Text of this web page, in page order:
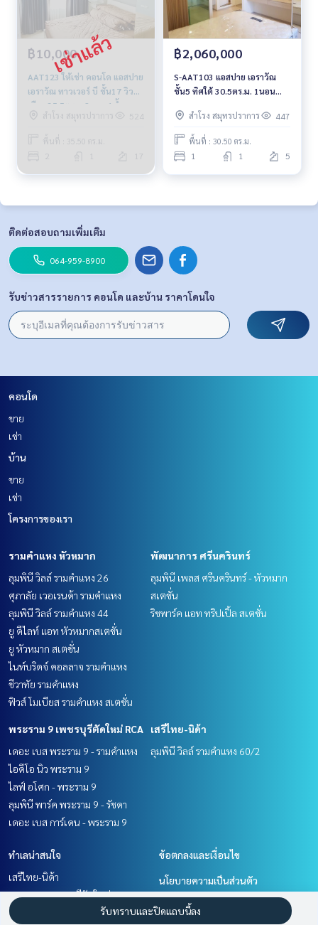
฿10,000
AAT123 ให้เช่า คอนโด แอสปาย
เอราวัณ ทาวเวอร์ บี ชั้น17 วิว
เมือง 35.5ตรม. 2นอน 1น้ำ
10,000บ. 064-878-5283
สำโรง สมุทรปราการ 524
พื้นที่ : 35.50 ตร.ม.
17
฿2,060,000
S-AAT103 แอสปาย เอราวัณ
ชั้น5 ทิศใต้ 30.5ตร.ม. 1นอน
064-959-8900
สำโรง สมุทรปราการ 447
พื้นที่ : 30.50 ตร.ม.
1 1 5
ติดต่อสอบถามเพิ่มเติม
064-959-8900
รับข่าวสารรายการ คอนโด และบ้าน ราคาโดนใจ
คอนโด
ขาย
เช่า
บ้าน
ขาย
เช่า
โครงการของเรา
รามคำแหง หัวหมาก
ลุมพินี วิลล์ รามคำแหง 26
ศุภาลัย เวอเรนด้า รามคำแหง
ลุมพินี วิลล์ รามคำแหง 44
ยู ดีไลท์ แอท หัวหมากสเตชั่น
ยู หัวหมาก สเตชั่น
ไนท์บริดจ์ คอลลาจ รามคำแหง
ชีวาทัย รามคำแหง
ฟิวส์ โมเบียส รามคำแหง สเตชั่น
พัฒนาการ ศรีนครินทร์
ลุมพินี เพลส ศรีนครินทร์ - หัวหมาก
สเตชั่น
ริชพาร์ค แอท ทริปเปิ้ล สเตชั่น
พระราม 9 เพชรบุรีตัดใหม่ RCA
เดอะ เบส พระราม 9 - รามคำแหง
ไอดีโอ นิว พระราม 9
ไลฟ์ อโศก - พระราม 9
ลุมพินี พาร์ค พระราม 9 - รัชดา
เดอะ เบส การ์เดน - พระราม 9
เสรีไทย-นิด้า
ลุมพินี วิลล์ รามคำแหง 60/2
ทำเลน่าสนใจ
เสรีไทย-นิด้า
พระราม 9 เพชรบุรีตัดใหม่ RCA
รามคำแหง หัวหมาก
ข้อตกลงและเงื่อนไข
นโยบายความเป็นส่วนตัว
เกี่ยวกับเรา
รับทราบและปิดแถบนี้ลง